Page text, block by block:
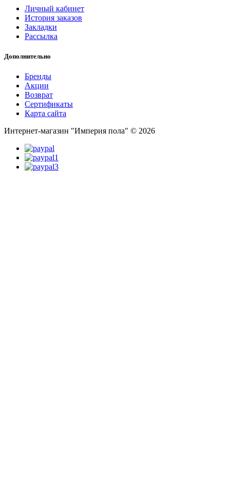
Личный кабинет
История заказов
Закладки
Рассылка
Дополнительно
Бренды
Акции
Возврат
Сертификаты
Карта сайта
Интернет-магазин "Империя пола" © 2026